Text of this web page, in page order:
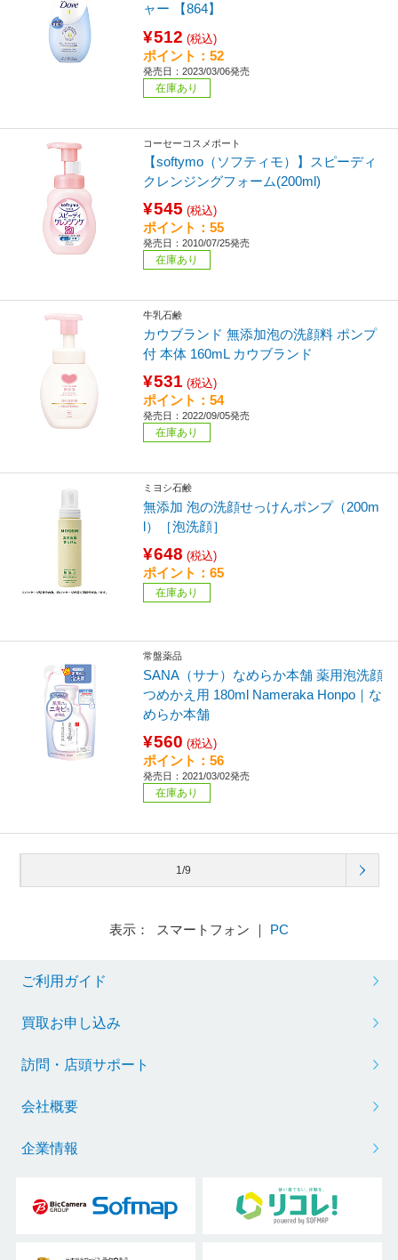
ャー 【864】
¥512 (税込)
ポイント：52
発売日：2023/03/06発売
在庫あり
コーセーコスメポート
【softymo（ソフティモ）】スピーディ
クレンジングフォーム(200ml)
¥545 (税込)
ポイント：55
発売日：2010/07/25発売
在庫あり
牛乳石鹸
カウブランド 無添加泡の洗顔料 ポンプ
付 本体 160mL カウブランド
¥531 (税込)
ポイント：54
発売日：2022/09/05発売
在庫あり
ミヨシ石鹸
無添加 泡の洗顔せっけんポンプ（200m
l）［泡洗顔］
¥648 (税込)
ポイント：65
在庫あり
常盤薬品
SANA（サナ）なめらか本舗 薬用泡洗顔
つめかえ用 180ml Nameraka Honpo｜な
めらか本舗
¥560 (税込)
ポイント：56
発売日：2021/03/02発売
在庫あり
1/9
表示： スマートフォン ｜ PC
ご利用ガイド
買取お申し込み
訪問・店頭サポート
会社概要
企業情報